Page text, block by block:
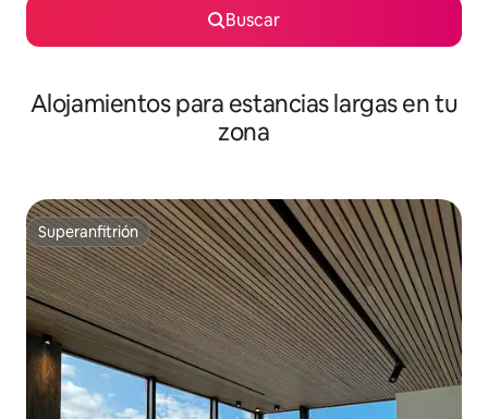
Buscar
Alojamientos para estancias largas en tu
zona
Superanfitrión
Superanfitrión